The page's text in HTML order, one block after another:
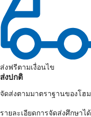
ส่งฟรีตามเงื่อนไข
ส่งปกติ
จัดส่งตามมาตราฐานของโฮ
รายละเอียดการจัดส่งศึกษาไ